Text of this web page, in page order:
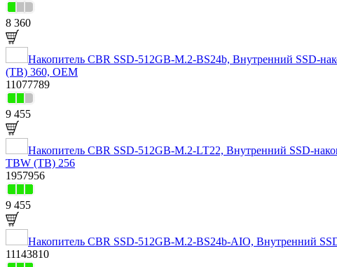
8 360
Накопитель CBR SSD-512GB-M.2-BS24b, Внутренний SSD-
(TB) 360, OEM
11077789
9 455
Накопитель CBR SSD-512GB-M.2-LT22, Внутренний SSD-
TBW (TB) 256
1957956
9 455
Накопитель CBR SSD-512GB-M.2-BS24b-AIO, Внутренний
11143810